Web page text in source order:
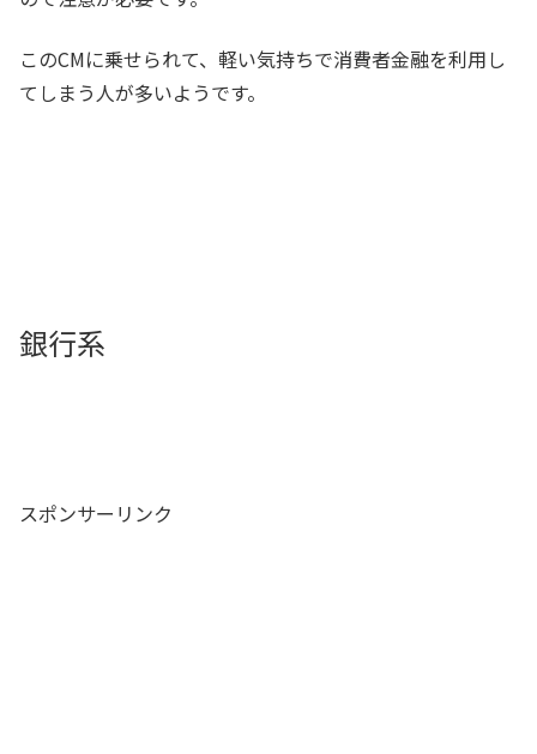
このCMに乗せられて、軽い気持ちで消費者金融を利用し
てしまう人が多いようです。
銀行系
スポンサーリンク